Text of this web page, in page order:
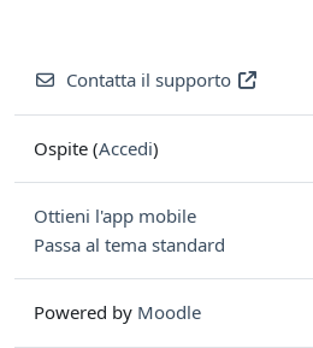
Contatta il supporto
Ospite (Accedi)
Ottieni l'app mobile
Passa al tema standard
Powered by Moodle